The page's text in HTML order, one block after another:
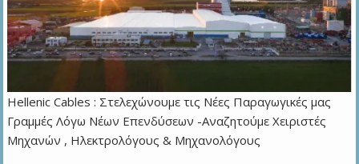
Hellenic Cables : Στελεχώνουμε τις Νέες Παραγωγικές μας
Γραμμές Λόγω Νέων Επενδύσεων -Αναζητούμε Χειριστές
Μηχανών , Ηλεκτρολόγους & Μηχανολόγους